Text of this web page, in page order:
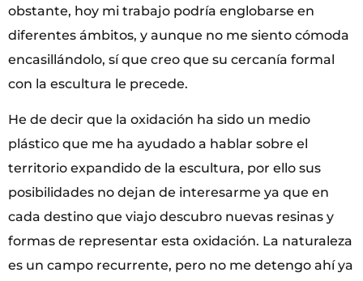
obstante, hoy mi trabajo podría englobarse en
diferentes ámbitos, y aunque no me siento cómoda
encasillándolo, sí que creo que su cercanía formal
con la escultura le precede.
He de decir que la oxidación ha sido un medio
plástico que me ha ayudado a hablar sobre el
territorio expandido de la escultura, por ello sus
posibilidades no dejan de interesarme ya que en
cada destino que viajo descubro nuevas resinas y
formas de representar esta oxidación. La naturaleza
es un campo recurrente, pero no me detengo ahí ya